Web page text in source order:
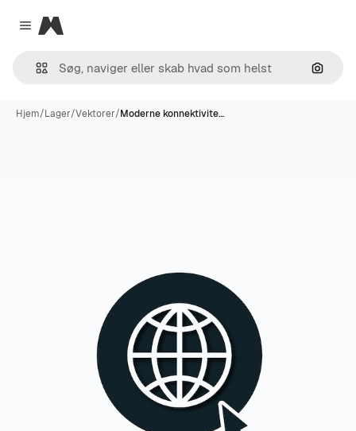
Close menu
Magnific
Søg
Hjem/Lager/Vektorer/Moderne konnektivite…